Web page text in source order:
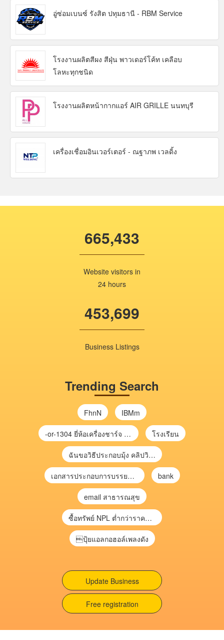
อู่ซ่อมเบนซ์ รังสิต ปทุมธานี - RBM Service
โรงงานผลิตสีผง สีฝุ่น พาวเดอร์โค้ท เคลือบ
โลหะทุกชนิด
โรงงานผลิตหน้ากากแอร์ AIR GRILLE นนทบุรี
เครื่องเชื่อมอินเวอร์เตอร์ - ณฐาภพ เวลดิ้ง
665,433
Website visitors in
24 hours
453,699
Business Listings
Trending Search
FhnN IBMm
-or-1304 ยี่ห้อเครื่องชาร์จ chargecore โรงเรียน
ฉันขอวิธีประกอบมุ้ง คลิปวิดีโอ การประกอบมุ้ง
เอกสารประกอบการบรรยาย การประเมินความเสี่ยงเพื่อวางแผนการตรวจสอบ \ bank
email สาธารณสุข
ซื้อทรัพย์ NPL ต่ำกว่าราคาตลาด 30-70% แบบไม่ต้องไปประมูล”
ปุ้ยแอลกอฮอล์เพลงดัง
Update Business
Free registration